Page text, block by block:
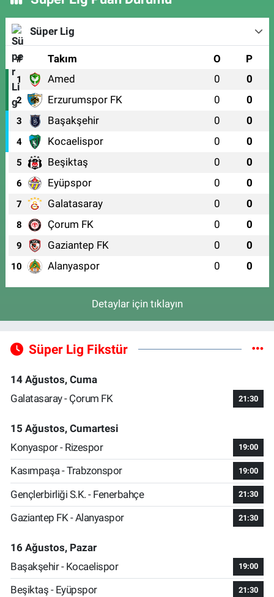
Süper Lig
# Takım O P
1 Amed 0 0
2 Erzurumspor FK 0 0
3 Başakşehir 0 0
4 Kocaelispor 0 0
5 Beşiktaş 0 0
6 Eyüpspor 0 0
7 Galatasaray 0 0
8 Çorum FK 0 0
9 Gaziantep FK 0 0
10 Alanyaspor 0 0
Detaylar için tıklayın
Süper Lig Fikstür
14 Ağustos, Cuma
Galatasaray - Çorum FK
21:30
15 Ağustos, Cumartesi
Konyaspor - Rizespor
19:00
Kasımpaşa - Trabzonspor 19:00
Gençlerbirliği S.K. - Fenerbahçe 21:30
Gaziantep FK - Alanyaspor 21:30
16 Ağustos, Pazar
Başakşehir - Kocaelispor
19:00
Beşiktaş - Eyüpspor 21:30